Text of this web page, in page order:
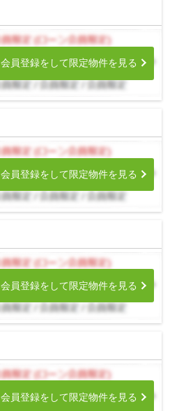
会員登録をして限定物件を見る
会員登録をして限定物件を見る
会員登録をして限定物件を見る
会員登録をして限定物件を見る